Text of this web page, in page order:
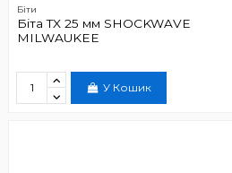
Біти
Біта TX 25 мм SHOCKWAVE
MILWAUKEE
У Кошик